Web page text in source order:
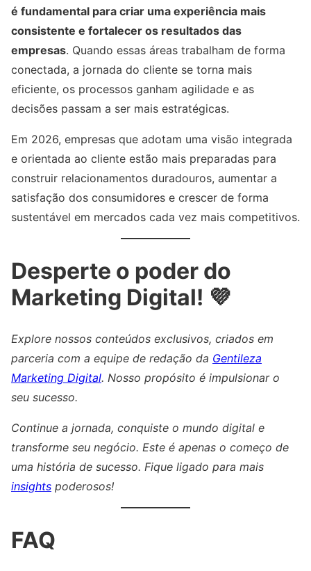
é fundamental para criar uma experiência mais
consistente e fortalecer os resultados das
empresas. Quando essas áreas trabalham de forma
conectada, a jornada do cliente se torna mais
eficiente, os processos ganham agilidade e as
decisões passam a ser mais estratégicas.
Em 2026, empresas que adotam uma visão integrada
e orientada ao cliente estão mais preparadas para
construir relacionamentos duradouros, aumentar a
satisfação dos consumidores e crescer de forma
sustentável em mercados cada vez mais competitivos.
Desperte o poder do
Marketing Digital! 💜
Explore nossos conteúdos exclusivos, criados em
parceria com a equipe de redação da Gentileza
Marketing Digital. Nosso propósito é impulsionar o
seu sucesso.
Continue a jornada, conquiste o mundo digital e
transforme seu negócio. Este é apenas o começo de
uma história de sucesso. Fique ligado para mais
insights poderosos!
FAQ